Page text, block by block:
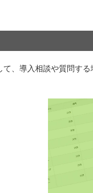
、導入相談や質問す